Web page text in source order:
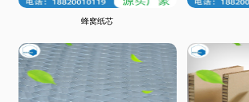
蜂窝纸芯